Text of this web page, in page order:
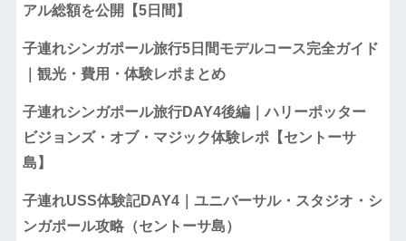
アル総額を公開【5日間】
子連れシンガポール旅行5日間モデルコース完全ガイド
｜観光・費用・体験レポまとめ
子連れシンガポール旅行DAY4後編｜ハリーポッター
ビジョンズ・オブ・マジック体験レポ【セントーサ
島】
子連れUSS体験記DAY4｜ユニバーサル・スタジオ・シ
ンガポール攻略（セントーサ島）